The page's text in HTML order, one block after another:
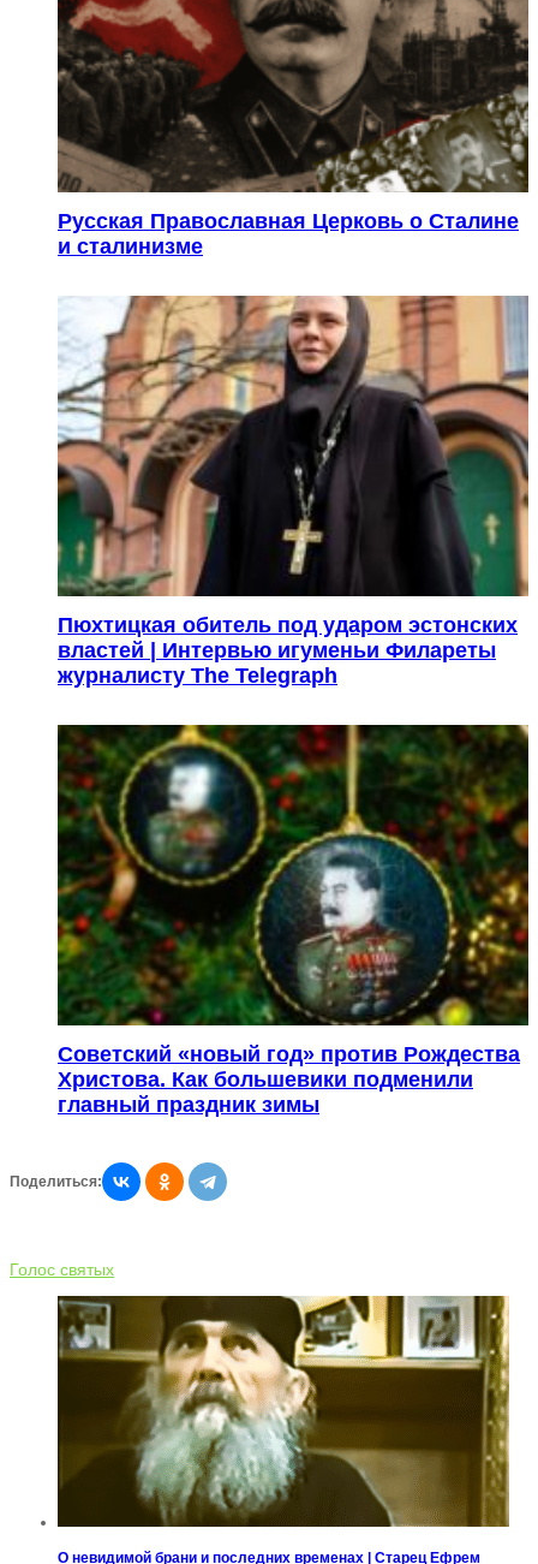
Русская Православная Церковь о Сталине
и сталинизме
Пюхтицкая обитель под ударом эстонских
властей | Интервью игуменьи Филареты
журналисту The Telegraph
Советский «новый год» против Рождества
Христова. Как большевики подменили
главный праздник зимы
Поделиться:
Голос святых
О невидимой брани и последних временах | Старец Ефрем